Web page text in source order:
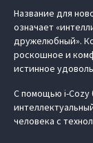
Название для
означает
дружелюбный».
роскошное и
истинное
С помощью i-Cozy
человека с